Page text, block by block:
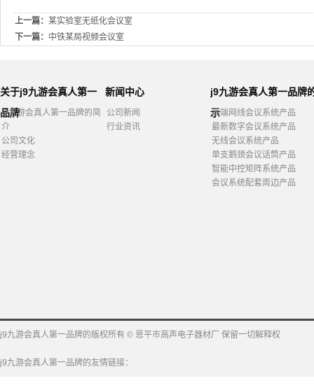
上一篇： 某实验室无纸化会议室
下一篇： 中铁某局视频会议室
关于j9九游会真人第一
品牌
j9九游会真人第一品牌的简
介
公司文化
经营理念
新闻中心
公司新闻
行业资讯
j9九游会真人第一品牌
示
高端网线会议系统产品
最新数字会议系统产品
无线会议系统产品
单支鹅颈会议话筒产品
智能中控矩阵系统产品
会议系统配套周边产品
j9九游会真人第一品牌的版权所有 © 恩平市高声电子器材厂 保留一切解释权
j9九游会真人第一品牌的友情链接：